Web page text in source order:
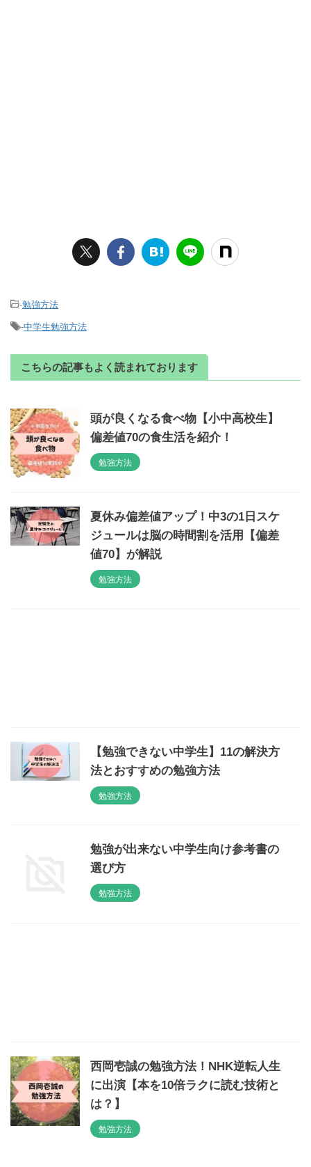
-勉強方法
-中学生勉強方法
こちらの記事もよく読まれております
頭が良くなる食べ物【小中高校生】
偏差値70の食生活を紹介！
勉強方法
夏休み偏差値アップ！中3の1日スケ
ジュールは脳の時間割を活用【偏差
値70】が解説
勉強方法
【勉強できない中学生】11の解決方
法とおすすめの勉強方法
勉強方法
勉強が出来ない中学生向け参考書の
選び方
勉強方法
西岡壱誠の勉強方法！NHK逆転人生
に出演【本を10倍ラクに読む技術と
は？】
勉強方法